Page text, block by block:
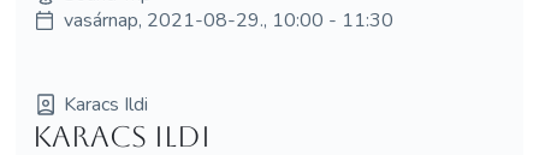
vasárnap, 2021-08-29., 10:00 - 11:30
Karacs Ildi
Karacs Ildi